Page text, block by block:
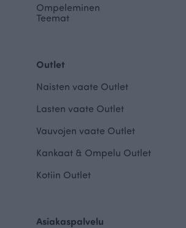
Ompeleminen
Teemat
Outlet
Naisten vaate Outlet
Lasten vaate Outlet
Vauvojen vaate Outlet
Kankaat & Ompelu Outlet
Kotiin Outlet
Asiakaspalvelu